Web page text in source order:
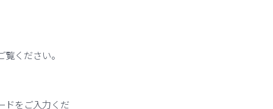
ください。
ドをご入力くだ